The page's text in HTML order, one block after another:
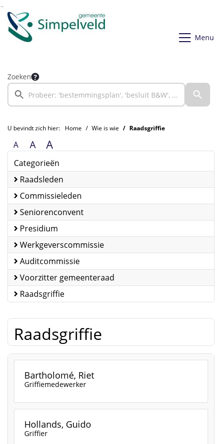
Ga naar de inhoud van deze pagina
Ga naar het zoeken
Ga naar het menu
Menu
Zoeken
U bevindt zich hier: Home Wie is wie Raadsgriffie
A A A
Categorieën
Raadsleden
Commissieleden
Seniorenconvent
Presidium
Werkgeverscommissie
Auditcommissie
Voorzitter gemeenteraad
Raadsgriffie
Raadsgriffie
Bartholomé, Riet
Griffiemedewerker
Hollands, Guido
Griffier